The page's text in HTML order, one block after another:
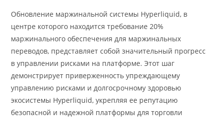
Обновление маржинальной системы Hyperliquid, в
центре которого находится требование 20%
маржинального обеспечения для маржинальных
переводов, представляет собой значительный прогресс
в управлении рисками на платформе. Этот шаг
демонстрирует приверженность упреждающему
управлению рисками и долгосрочному здоровью
экосистемы Hyperliquid, укрепляя ее репутацию
безопасной и надежной платформы для торговли